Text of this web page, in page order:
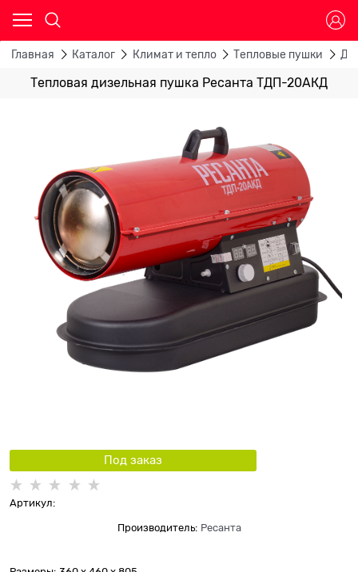
Главная Каталог Климат и тепло Тепловые пушки
Тепловая дизельная пушка Ресанта ТДП-20АКД
Под заказ
Артикул:
Производитель: Ресанта